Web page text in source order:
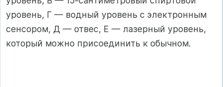
уровень, Г — водный уровень с электронным
сенсором, Д — отвес, Е — лазерный уровень,
который можно присоединить к обычном.